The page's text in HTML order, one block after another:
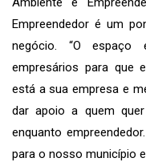
Empreendedor é um
negócio. “O
empresários para que
está a sua empresa e
dar apoio a quem
enquanto
para o nosso município